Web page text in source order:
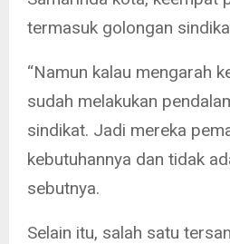
termasuk golongan
“Namun kalau mengarah
sudah melakukan
sindikat. Jadi mereka
kebutuhannya dan tidak
sebutnya.
Selain itu, salah satu